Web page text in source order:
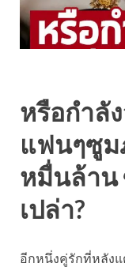
หรือกำลั
แฟนๆซูม
หมื่นล้าน
เปล่า?
อีกหนึ่งคู่รักที่หลังแ